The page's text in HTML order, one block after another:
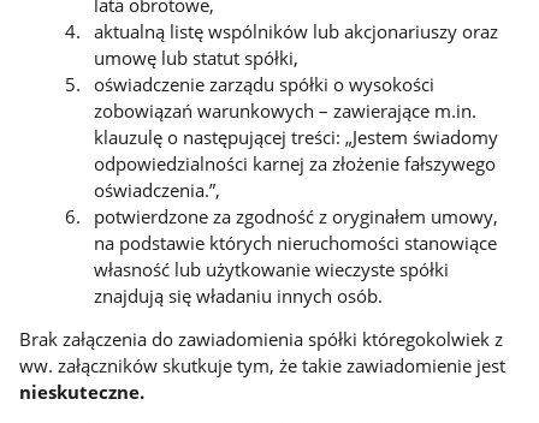
aktualną listę wspólników lub akcjonariuszy oraz
umowę lub statut spółki,
oświadczenie zarządu spółki o wysokości
zobowiązań warunkowych – zawierające m.in.
klauzulę o następującej treści: „Jestem świadomy
odpowiedzialności karnej za złożenie fałszywego
oświadczenia.”,
potwierdzone za zgodność z oryginałem umowy,
na podstawie których nieruchomości stanowiące
własność lub użytkowanie wieczyste spółki
znajdują się władaniu innych osób.
Brak załączenia do zawiadomienia spółki któregokolwiek z
ww. załączników skutkuje tym, że takie zawiadomienie jest
nieskuteczne.